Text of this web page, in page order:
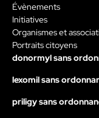
Évènements
Initiatives
Organismes et
Portraits citoyens
donormyl sans
lexomil sans
priligy sans